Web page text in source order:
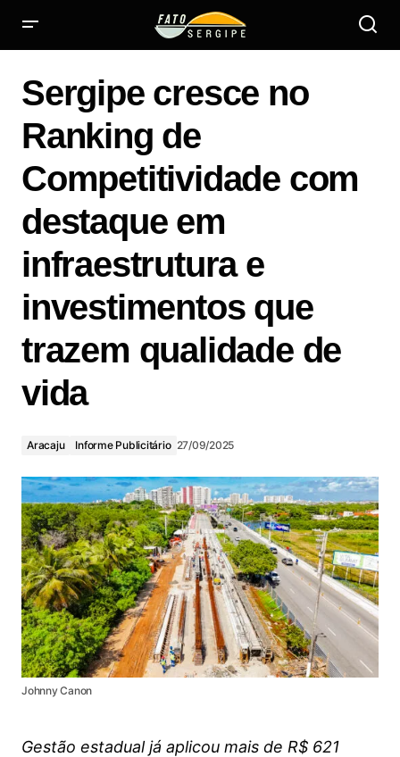
qualidade de vida
Sergipe cresce no
Ranking de
Competitividade com
destaque em
infraestrutura e
investimentos que
trazem qualidade de
vida
Aracaju Informe Publicitário 27/09/2025
Johnny Canon
Gestão estadual já aplicou mais de R$ 621